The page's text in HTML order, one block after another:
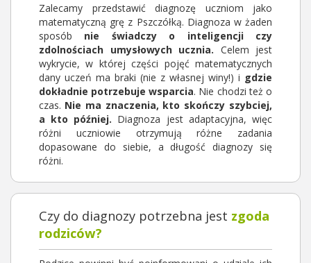
Zalecamy przedstawić diagnozę uczniom jako
matematyczną grę z Pszczółką. Diagnoza w żaden
sposób nie świadczy o inteligencji czy
zdolnościach umysłowych ucznia. Celem jest
wykrycie, w której części pojęć matematycznych
dany uczeń ma braki (nie z własnej winy!) i gdzie
dokładnie potrzebuje wsparcia. Nie chodzi też o
czas. Nie ma znaczenia, kto skończy szybciej,
a kto później. Diagnoza jest adaptacyjna, więc
różni uczniowie otrzymują różne zadania
dopasowane do siebie, a długość diagnozy się
różni.
Czy do diagnozy potrzebna jest zgoda
rodziców?